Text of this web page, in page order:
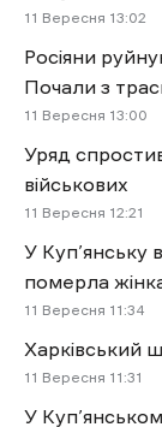
11 Вересня 13:02
Росіяни
Почали з
11 Вересня 13:00
Уряд
військових
11 Вересня 12:21
У Куп’янську
померла
11 Вересня 11:34
Харківський
11 Вересня 11:31
У